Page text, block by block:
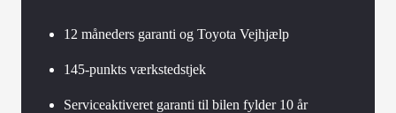
12 måneders garanti og Toyota Vejhjælp
145-punkts værkstedstjek
Serviceaktiveret garanti til bilen fylder 10 år